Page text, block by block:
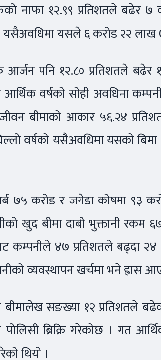
नाफा १२.९९ प्रतिशतले बढेर
यसैअवधिमा यसले ६ करोड २२ लाख
पनि १२.८० प्रतिशतले
वर्षको सोही अवधिमा
बीमाको आकार ५६.२४
वर्षको यसैअवधिमा यसको
७५ करोड र जगेडा कोषमा ९३
खुद बीमा दाबी भुक्तानी रकम
कम्पनीले ४७ प्रतिशतले बढ्दा
व्यवस्थापन खर्चमा भने ह्रास
बीमालेख सङख्या १२ प्रतिशतले
पोलिसी ब्रिक्रि गरेकोछ । गत
थियो ।